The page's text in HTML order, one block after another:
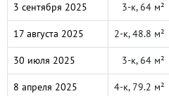
3 сентября 2025 3-к, 64 м²
17 августа 2025 2-к, 48.8 м²
30 июля 2025 3-к, 64 м²
8 апреля 2025 4-к, 79.2 м²